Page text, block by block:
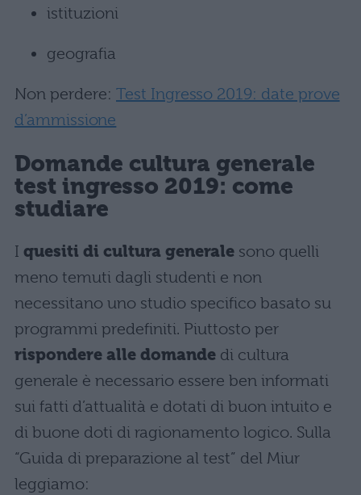
istituzioni
geografia
Non perdere: Test Ingresso 2019: date prove
d’ammissione
Domande cultura generale
test ingresso 2019: come
studiare
I quesiti di cultura generale sono quelli
meno temuti dagli studenti e non
necessitano uno studio specifico basato su
programmi predefiniti. Piuttosto per
rispondere alle domande di cultura
generale è necessario essere ben informati
sui fatti d’attualità e dotati di buon intuito e
di buone doti di ragionamento logico. Sulla
“Guida di preparazione al test” del Miur
leggiamo: